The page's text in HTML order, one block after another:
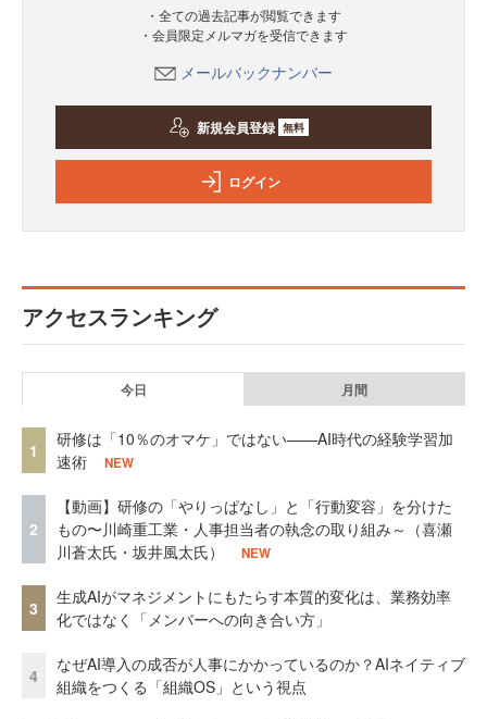
・全ての過去記事が閲覧できます
・会員限定メルマガを受信できます
メールバックナンバー
新規会員登録 無料
ログイン
アクセスランキング
今日 月間
1
研修は「10％のオマケ」ではない——AI時代の経験学習加
速術
NEW
2
【動画】研修の「やりっぱなし」と「行動変容」を分けた
もの〜川崎重工業・人事担当者の執念の取り組み～（喜瀬
川蒼太氏・坂井風太氏）
NEW
3
生成AIがマネジメントにもたらす本質的変化は、業務効率
化ではなく「メンバーへの向き合い方」
4
なぜAI導入の成否が人事にかかっているのか？AIネイティブ
組織をつくる「組織OS」という視点